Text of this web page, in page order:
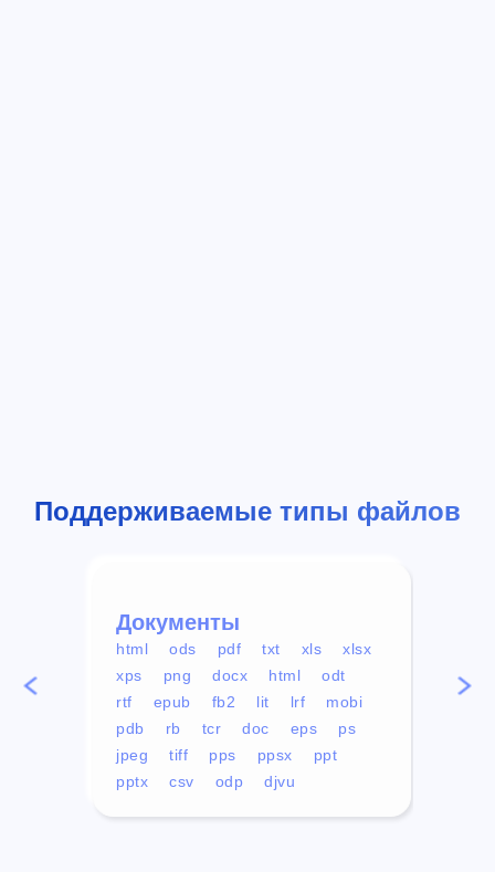
Поддерживаемые типы файлов
Документы
html ods pdf txt xls
xlsx
xps
png docx html
odt
rtf
epub fb2 lit lrf
mobi
pdb
rb tcr doc eps
ps
jpeg
tiff pps ppsx
ppt
pptx
csv odp djvu
mp4